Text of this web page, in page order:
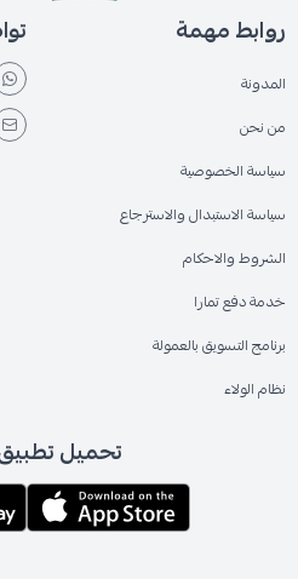
روابط مهمة
المدونة
من نحن
سياسة الخصوصية
سياسة الاستبدال والاسترجاع
الشروط والاحكام
خدمة دفع تمارا
برنامج التسويق بالعمولة
نظام الولاء
تحميل